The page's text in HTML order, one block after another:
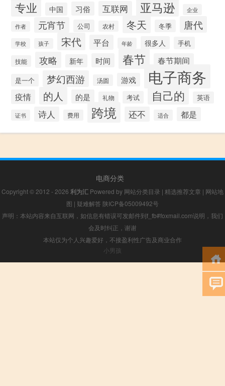
专业 中国 习俗 互联网 亚马逊 企业
作者 元宵节 公司 农村 冬天 冬季 唐代
学校 孩子 宋代 平台 年龄 很多人 手机
技能 攻略 新年 时间 春节 春节期间
是一个 梦幻西游 汤圆 游戏 电子商务
疫情 的人 的是 礼物 考试 自己的 英语
证书 诗人 费用 跨境 还不 适合 都是
电商分类
Copyright © 2012 - 2026 利为汇 Powered by 网站分类目录 | 精选推荐文章 | 网站地
图 | 疑难解答 陕ICP备05009492号
声明：本站内容来自互联网，如信息有错误可发邮件到f_fb#foxmail.com说明，我们
会及时纠正，谢谢
本站仅为个人兴趣爱好，不接盈利性广告及商业合作
小男孩